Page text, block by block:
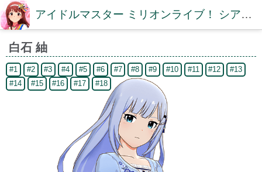
アイドルマスター ミリオンライブ！ シアターデイズDB【ミリシタDB】
白石 紬
#1 #2 #3 #4 #5 #6 #7 #8 #9 #10 #11 #12
#13
#14
#15 #16 #17 #18